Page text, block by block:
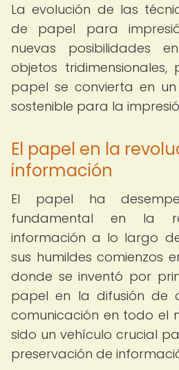
La evolución de las
de papel para
nuevas posibilidades
objetos tridimensionales,
papel se convierta en
sostenible para la
El papel en la
información
El papel ha
fundamental en la
información a lo largo
sus humildes comienzos
donde se inventó por
papel en la difusión de
comunicación en todo el
sido un vehículo crucial
preservación de